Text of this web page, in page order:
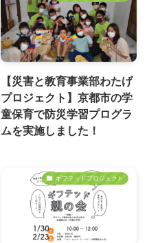
【災害と教育事業部わたげ
プロジェクト】京都市の学
童保育で防災学習プログラ
ムを実施しました！
ギフテッドプロジェクト